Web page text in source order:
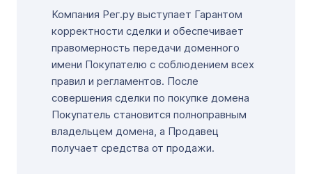
Компания Рег.ру выступает Гарантом
корректности сделки и обеспечивает
правомерность передачи доменного
имени Покупателю с соблюдением всех
правил и регламентов. После
совершения сделки по покупке домена
Покупатель становится полноправным
владельцем домена, а Продавец
получает средства от продажи.